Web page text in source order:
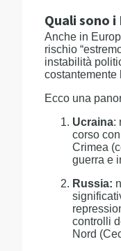
Quali sono i
Anche in
rischio
instabilità
costantemente
Ecco una
Ucraina:
corso
Crimea
guerra e
Russia:
controlli
Nord